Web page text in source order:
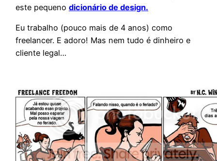
este pequeno dicionário de design.
Eu trabalho (pouco mais de 4 anos) como
freelancer. E adoro! Mas nem tudo é dinheiro e
cliente legal…